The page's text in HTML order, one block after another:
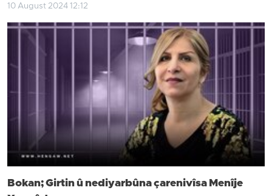
10 August 2024 12:12
Bokan; Girtin û nediyarbûna çarenivîsa Menîje